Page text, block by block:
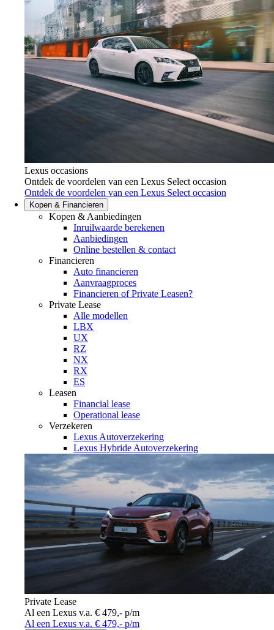
Lexus occasions
Ontdek de voordelen van een Lexus Select occasion
Ontdek de voordelen van een Lexus Select occasion
Kopen & Financieren
Kopen & Aanbiedingen
Inruilwaarde berekenen
Aanbiedingen
Online bestellen & contact
Financieren
Auto financieren
Aanvraagproces
Financieren of Private Leasen?
Private Lease
Alle modellen
LBX
UX
RZ
NX
RX
ES
Leasen
Financial lease
Operational lease
Verzekeren
Lexus Autoverzekering
Lexus Hybride Autoverzekering
Private Lease
Al een Lexus v.a. € 479,- p/m
Al een Lexus v.a. € 479,- p/m